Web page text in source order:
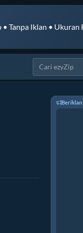
Tanpa Iklan • Ukuran
Beriklan